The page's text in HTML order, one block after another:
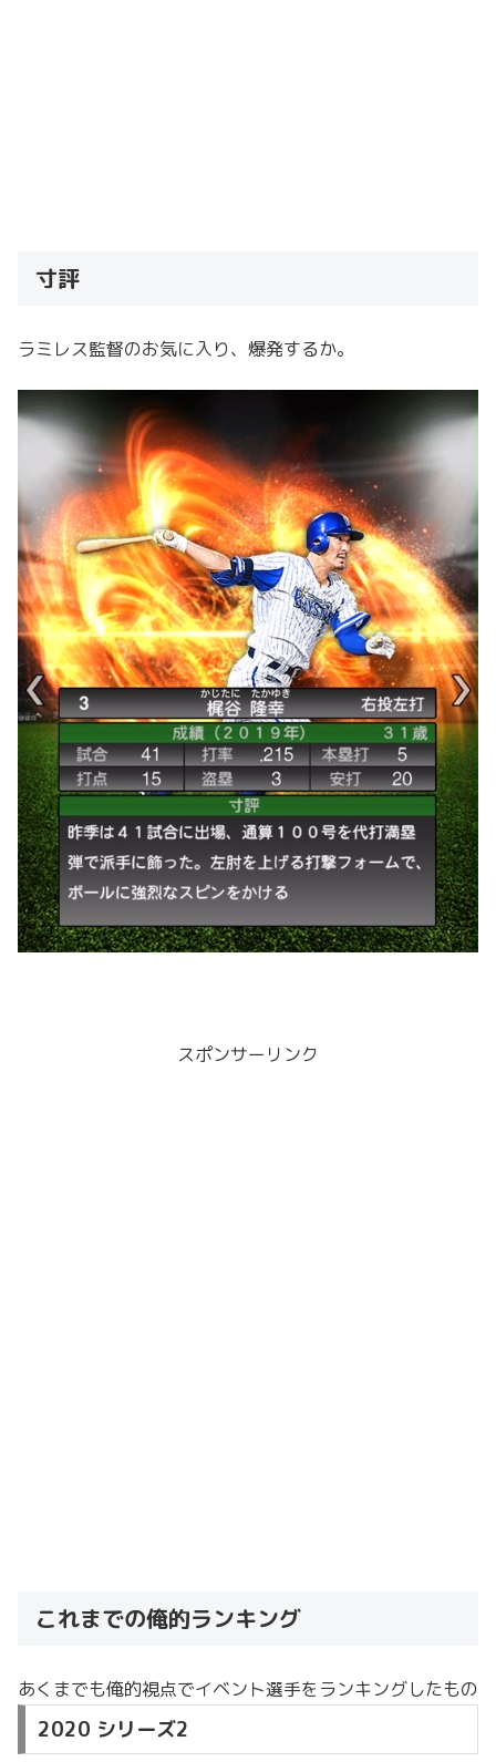
寸評
ラミレス監督のお気に入り、爆発するか。
スポンサーリンク
これまでの俺的ランキング
あくまでも俺的視点でイベント選手をランキングしたもの
2020 シリーズ2